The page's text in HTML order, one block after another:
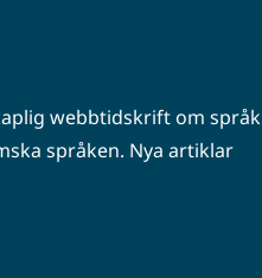
webbtidskrift om språk
språken. Nya artiklar